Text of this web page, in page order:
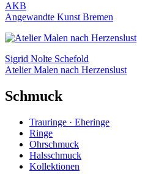
AKB
Angewandte Kunst Bremen
Sigrid Nolte Schefold
Atelier Malen nach Herzenslust
Schmuck
Trauringe · Eheringe
Ringe
Ohrschmuck
Halsschmuck
Kollektionen